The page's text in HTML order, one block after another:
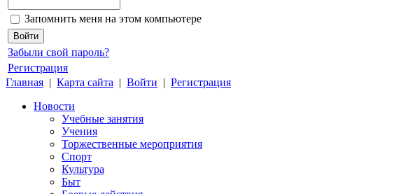
Запомнить меня на этом компьютере
Забыли свой пароль?
Регистрация
Главная | Карта сайта | Войти | Регистрация
Новости
Учебные занятия
Учения
Торжественные мероприятия
Спорт
Культура
Быт